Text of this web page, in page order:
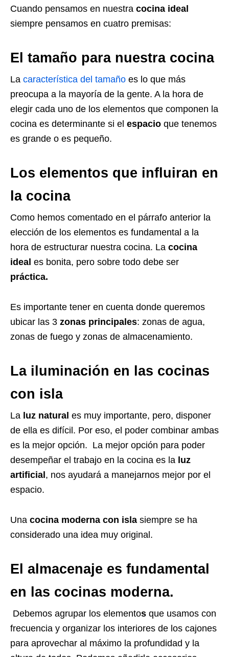
Cuando pensamos en nuestra cocina ideal
siempre pensamos en cuatro premisas:
El tamaño para nuestra cocina
La característica del tamaño es lo que más
preocupa a la mayoría de la gente. A la hora de
elegir cada uno de los elementos que componen la
cocina es determinante si el espacio que tenemos
es grande o es pequeño.
Los elementos que influiran en
la cocina
Como hemos comentado en el párrafo anterior la
elección de los elementos es fundamental a la
hora de estructurar nuestra cocina. La cocina
ideal es bonita, pero sobre todo debe ser
práctica.
Es importante tener en cuenta donde queremos
ubicar las 3 zonas principales: zonas de agua,
zonas de fuego y zonas de almacenamiento.
La iluminación en las cocinas
con isla
La luz natural es muy importante, pero, disponer
de ella es difícil. Por eso, el poder combinar ambas
es la mejor opción. La mejor opción para poder
desempeñar el trabajo en la cocina es la luz
artificial , nos ayudará a manejarnos mejor por el
espacio.
Una cocina moderna con isla siempre se ha
considerado una idea muy original.
El almacenaje es fundamental
en las cocinas moderna.
Debemos agrupar los elementos que usamos con
frecuencia y organizar los interiores de los cajones
para aprovechar al máximo la profundidad y la